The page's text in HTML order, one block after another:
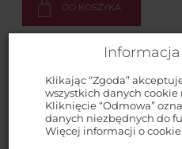
DO KOSZYKA
Klikając “Zgoda”
wszystkich danych
Kliknięcie “Odmowa”
danych niezbędnych do
Więcej informacji o